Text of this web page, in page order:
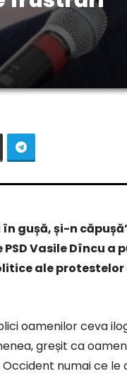
gușă, și-n
Vasile Dîncu
ale
oamenilor ceva
greșit ca
numai ce